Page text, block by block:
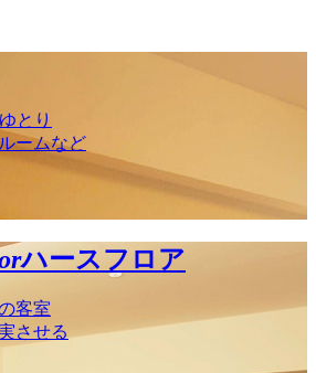
とり
ームなど
ハースフロア
客室
させる